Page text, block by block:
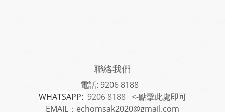
聯絡我們
電話: 9206 8188
WHATSAPP: 9206 8188<-點擊此處即可
EMAIL：echomsak2020@gmail.com